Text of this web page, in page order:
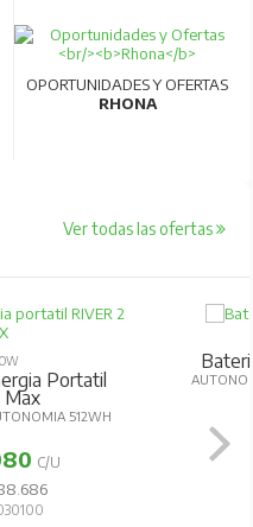
OPORTUNIDADES Y OFERTAS
RHONA
Ver todas las ofertas
Bateria Adicional Delta
AUTONOMIA 2016WH PARA DELTA